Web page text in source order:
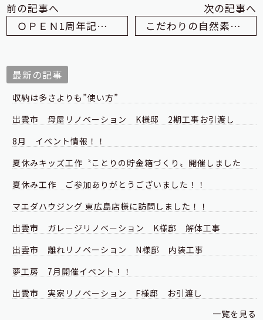
前の記事へ
ＯＰＥＮ1周年記念イベントを終えて/ 出雲市 Ｓ様邸 サンルーム工事
次の記事へ
こだわりの自然素材
最新の記事
収納は多さよりも”使い方”
出雲市 母屋リノベーション K様邸 2期工事お引渡し
8月 イベント情報！！
夏休みキッズ工作〝ことりの貯金箱づくり〟開催しました
夏休み工作 ご参加ありがとうございました！！
マエダハウジング 東広島店様に訪問しました！！
出雲市 ガレージリノベーション K様邸 解体工事
出雲市 離れリノベーション N様邸 内装工事
夢工房 7月開催イベント！！
出雲市 実家リノベーション F様邸 お引渡し
一覧を見る